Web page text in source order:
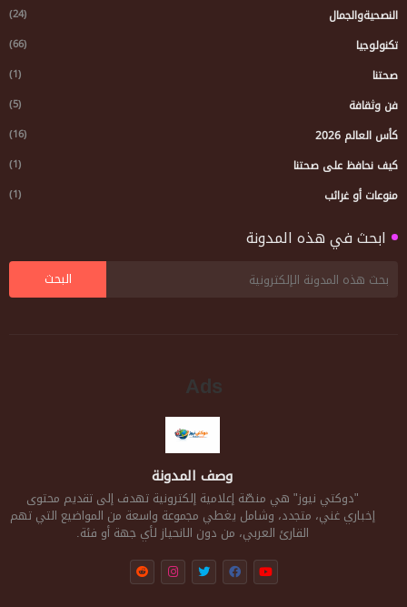
النصحيةوالجمال (24)
تكنولوجيا (66)
صحتنا (1)
فن وثقافة (5)
كأس العالم 2026 (16)
كيف نحافظ على صحتنا (1)
منوعات أو غرائب (1)
ابحث في هذه المدونة
Ads
وصف المدونة
"دوكتي نيوز" هي منصّة إعلامية إلكترونية تهدف إلى تقديم محتوى
إخباري غني، متجدد، وشامل يغطي مجموعة واسعة من المواضيع التي تهم
القارئ العربي، من دون الانحياز لأي جهة أو فئة.